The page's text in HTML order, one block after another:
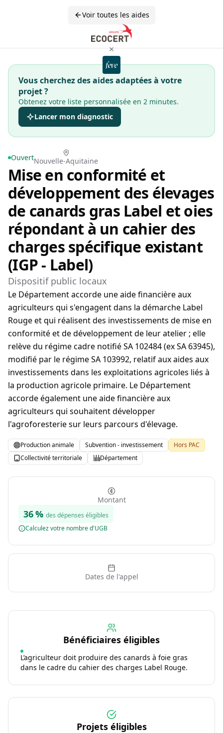
Voir toutes les aides
×
Vous cherchez des aides adaptées à votre
projet ?
Obtenez votre liste personnalisée en 2 minutes.
Lancer mon diagnostic
OuvertNouvelle-Aquitaine
Mise en conformité et
développement des élevages
de canards gras Label et oies
répondant à un cahier des
charges spécifique existant
(IGP - Label)
Dispositif public locaux
Le Département accorde une aide financière aux
agriculteurs qui s'engagent dans la démarche Label
Rouge et qui réalisent des investissements de mise en
conformité et de développement de leur atelier ; elle
relève du régime cadre notifié SA 102484 (ex SA 63945),
modifié par le régime SA 103992, relatif aux aides aux
investissements dans les exploitations agricoles liés à
la production agricole primaire. Le Département
accorde également une aide financière aux
agriculteurs qui souhaitent développer
l'agroforesterie sur leurs parcours d'élevage.
Production animale Subvention - investissement
Hors PAC
Collectivité territoriale
Département
Montant
36 % des dépenses éligibles
Calculez votre nombre d'UGB
Dates de l'appel
Bénéficiaires éligibles
L’agriculteur doit produire des canards à foie gras
dans le cadre du cahier des charges Label Rouge.
Projets éligibles